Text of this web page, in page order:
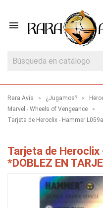

Rara Avis ¿Jugamos?
Marvel - Wheels of Vengeance
Tarjeta de Heroclix - Hammer
Tarjeta de
*DOBLEZ EN